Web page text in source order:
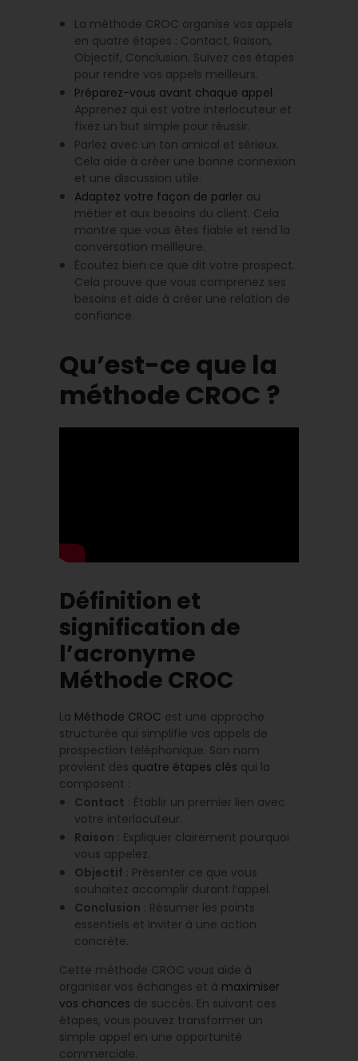
La méthode CROC organise vos appels
en quatre étapes : Contact, Raison,
Objectif, Conclusion. Suivez ces étapes
pour rendre vos appels meilleurs.
Préparez-vous avant chaque appel.
Apprenez qui est votre interlocuteur et
fixez un but simple pour réussir.
Parlez avec un ton amical et sérieux.
Cela aide à créer une bonne connexion
et une discussion utile.
Adaptez votre façon de parler au
métier et aux besoins du client. Cela
montre que vous êtes fiable et rend la
conversation meilleure.
Écoutez bien ce que dit votre prospect.
Cela prouve que vous comprenez ses
besoins et aide à créer une relation de
confiance.
Qu’est-ce que la
méthode CROC ?
Définition et
signification de
l’acronyme
Méthode CROC
La Méthode CROC est une approche
structurée qui simplifie vos appels de
prospection téléphonique. Son nom
provient des quatre étapes clés qui la
composent :
Contact : Établir un premier lien avec
votre interlocuteur.
Raison : Expliquer clairement pourquoi
vous appelez.
Objectif : Présenter ce que vous
souhaitez accomplir durant l’appel.
Conclusion : Résumer les points
essentiels et inviter à une action
concrète.
Cette méthode CROC vous aide à
organiser vos échanges et à maximiser
vos chances de succès. En suivant ces
étapes, vous pouvez transformer un
simple appel en une opportunité
commerciale.